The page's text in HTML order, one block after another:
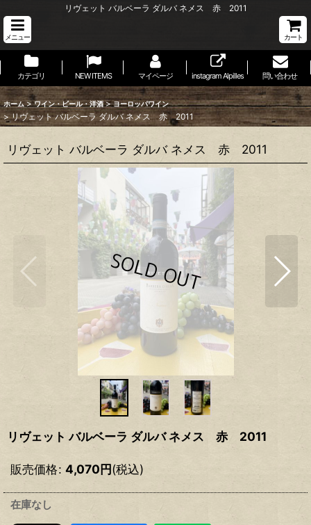
リヴェット バルベーラ ダルバ ネメス 赤 2011
メニュー カート
カテゴリ NEW ITEMS マイページ instagram Alpilles 問い合わせ
ホーム > ワイン・ビール・洋酒 > ヨーロッパワイン
> リヴェット バルベーラ ダルバ ネメス 赤 2011
リヴェット バルベーラ ダルバ ネメス 赤 2011
リヴェット バルベーラ ダルバ ネメス 赤 2011
販売価格: 4,070円(税込)
在庫なし